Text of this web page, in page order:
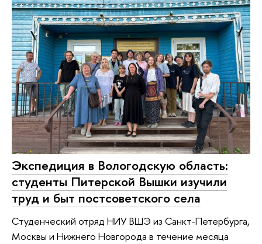
Экспедиция в Вологодскую область:
студенты Питерской Вышки изучили
труд и быт постсоветского села
Студенческий отряд НИУ ВШЭ из Санкт-Петербурга,
Москвы и Нижнего Новгорода в течение месяца